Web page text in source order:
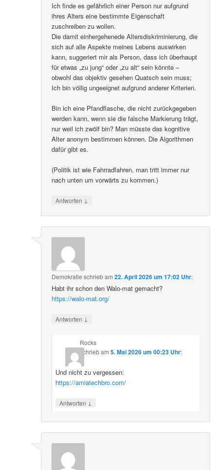
Ich finde es gefährlich einer Person nur aufgrund
ihres Alters eine bestimmte Eigenschaft
zuschreiben zu wollen.
Die damit einhergehenede Altersdiskriminierung, die
sich auf alle Aspekte meines Lebens auswirken
kann, suggeriert mir als Person, dass ich überhaupt
für etwas „zu jung“ oder „zu alt“ sein könnte –
obwohl das objektiv gesehen Quatsch sein muss;
Ich bin völlig ungeeignet aufgrund anderer Kriterien.
Bin ich eine Pfandflasche, die nicht zurückgegeben
werden kann, wenn sie die falsche Markierung trägt,
nur weil ich zwölf bin? Man müsste das kognitive
Alter anonym bestimmen können. Die Algorithmen
dafür gibt es.
(Politik ist wie Fahrradfahren, man tritt immer nur
nach unten um vorwärts zu kommen.)
Antworten ↓
Demokratie schriebam22. April 2026 um 17:02 Uhr:
Habt ihr schon den Walo-mat gemacht?
https://walo-mat.org/
Antworten ↓
Rocks
schriebam 5. Mai 2026 um 00:23 Uhr:
Und nicht zu vergessen:
https://amiatechbro.com/
Antworten ↓